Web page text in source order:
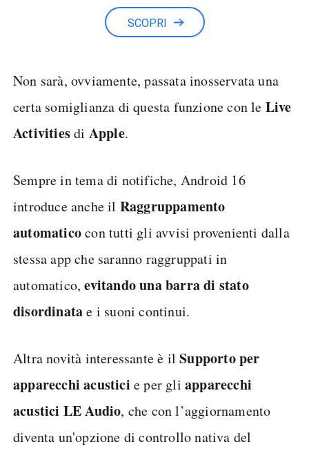
SCOPRI
Non sarà, ovviamente, passata inosservata una
certa somiglianza di questa funzione con le Live
Activitiesdi Apple.
Sempre in tema di notifiche, Android 16
introduce anche il Raggruppamento
automaticocon tutti gli avvisi provenienti dalla
stessa app che saranno raggruppati in
automatico,evitando una barra di stato
disordinatae i suoni continui.
Altra novità interessante è ilSupportoper
apparecchiacusticie per gliapparecchi
acustici LE Audio, che con l’aggiornamento
diventa un'opzione di controllo nativa del